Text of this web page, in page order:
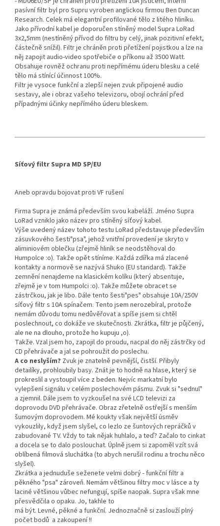
pasívní filtr byl pro Supru vyroben anglickou firmou Ben Duncan
Research. Celek má elegantní profilované tělo z litého hliníku.
Jako přívodní kabel je doporučen stíněný model Supra LoRad
3x2,5mm (nestíněný přívod do filtru by celý, jinak pozitivní efekt,
částečně snížil). Filtr je chráněn proti přetížení pojistkou a lze na
něj zapojit audio-video spotřebiče o příkonu až 3500 Watt.
Obsahuje rovněž ochranu proti nepřímému úderu blesku a celé
tělo má stínící účinnost 100%.
Filtr je vysoce funkční a zlepší nejen zvuk připojené audio
sestavy, ale i obraz vašeho televizoru, obojí ochrání před
případnými účinky nepřímého úderu bleskem.
Síťový filtr Supra MD SP/EU
Aneb opravdu bojovat proti VF rušení
Firma Supra je známá především svou kabeláží. Jméno Supra
LoRad vzniklo jako název pro stíněný síťový kabel.
Výše uvedený název tohoto testu LoRad představuje především
zásuvkového šesti"psa", jehož vnitřní provedení je skryto v
aliminiovém oblečku (zřejmě hliník se neodstěhoval do
Humpolce :o). Takže opět stíníme. Každá zdířka má zlacené
kontakty a normově se nazývá Shuko (EU standard). Takže
zemnění nenajdeme na klasickém kolíku (který absentuje,
zřejmě je v tom Humpolci :o). Takže můžete obracet se
zástrčkou, jak je libo. Dále tento šesti"pes" obsahuje 10A/250V
síťový filtr s 10A spínačem. Tento jsem nerozebíral, protože
nemám důvodu tomu nedůvěřovat a spíše jsem si chtěl
poslechnout, co dokáže ve skutečnosti. Zkrátka, filtr je půjčený,
ale ne na dlouho, protože ho kupuju ,o).
Takže. Vzal jsem ho, zapojil do proudu, nacpal do něj zástrčky od
CD přehrávače a jal se pohroužit do poslechu.
A co neslyším? Zvuk je znatelně pevnější, čistší. Přibyly
detailíky, prohloubily basy. Znát je to hodně na hlase, který se
prokreslil a vystoupil více z beden. Nejvíc markatní bylo
vylepšení signálu v celém poslechovém pásmu. Zvuk si "sednul"
a zjemnil. Dále jsem to vyzkoušel na své LCD televizi za
doprovodu DVD přehrávače. Obraz zřetelně ostřejší s menším
šumovým doprovodem. Mé koukty však největší úsměv
vykouzlily, když jsem slyšel, co lezlo ze šuntových repráčků v
zabudované TV. Vždy to tak nějak huhlalo, a teď? Začalo to cinkat
a docela se to dalo poslouchat. Úplně jsem si zapoměl vzít svá
oblíbená filmová sluchátka (to abych nerušil rodinu a trochu něco
slyšel).
Zkrátka a jednuduše seženete velmi dobrý - funkční filtr a
pěkného "psa" zároveň. Nemám většinou filtry moc v lásce a ty
laciné většinou vůbec nefungují, spíše naopak. Supra však mne
přesvědčila o opaku. Jo, takhle to
má být. Levné, pěkné a funkční. Jednoznačně si zaslouží plný
počet bodů a zakoupení !!